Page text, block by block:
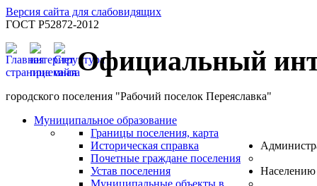
Версия сайта для слабовидящих
ГОСТ Р52872-2012
Официальный
городского поселения "Рабочий поселок Переяславка"
Муниципальное образование
Границы поселения, карта
Историческая справка
Почетные граждане поселения
Устав поселения
Населению